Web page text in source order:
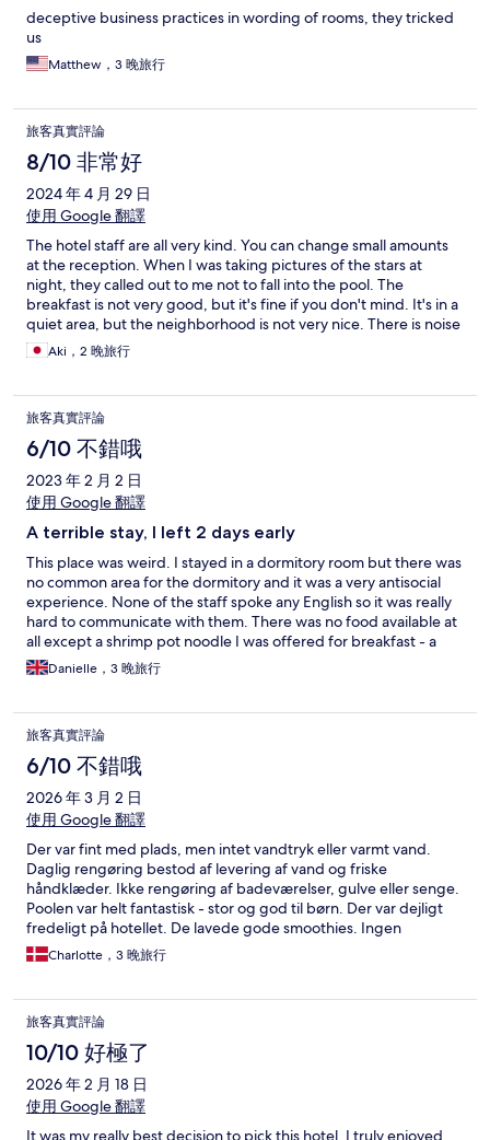
deceptive business practices in wording of rooms, they tricked
us
Matthew，3 晚旅行
旅客真實評論
8/10 非常好
2024 年 4 月 29 日
使用 Google 翻譯
The hotel staff are all very kind. You can change small amounts
at the reception. When I was taking pictures of the stars at
night, they called out to me not to fall into the pool. The
breakfast is not very good, but it's fine if you don't mind. It's in a
quiet area, but the neighborhood is not very nice. There is noise
from the nearby houses. It's difficult to walk to the hotel
because the neighbors' dogs wander around at night.
Aki，2 晚旅行
旅客真實評論
6/10 不錯哦
2023 年 2 月 2 日
使用 Google 翻譯
A terrible stay, I left 2 days early
This place was weird. I stayed in a dormitory room but there was
no common area for the dormitory and it was a very antisocial
experience. None of the staff spoke any English so it was really
hard to communicate with them. There was no food available at
all except a shrimp pot noodle I was offered for breakfast - a
strange choice as most people don’t eat shrimp. When I asked
where I could get food the receptionist said I would have to go
that was over an hour away. The beds were unbelievably
uncomfortable and literally rock hard, and the dorm toilet had a
tiny amount of toilet roll and being a wet room the whole
bathroom was absolutely soaked all the time and stank of urine.
The rooms never seemed to be cleaned. There were also no
lockers or safe places to put your things, and the staff moved
straighten the bedding. There were no linens provided either,
just a small pillow and a weird colourful blanket, no sheet or
duvet cover. I would absolutely not stay here again.
Danielle，3 晚旅行
旅客真實評論
6/10 不錯哦
2026 年 3 月 2 日
使用 Google 翻譯
Der var fint med plads, men intet vandtryk eller varmt vand.
Daglig rengøring bestod af levering af vand og friske
håndklæder. Ikke rengøring af badeværelser, gulve eller senge.
Poolen var helt fantastisk - stor og god til børn. Der var dejligt
fredeligt på hotellet. De lavede gode smoothies. Ingen
mulighed for mad på hotellet eller i nærheden. Men kan leveres
med Grab.
Charlotte，3 晚旅行
旅客真實評論
10/10 好極了
2026 年 2 月 18 日
使用 Google 翻譯
It was my really best decision to pick this hotel, I truly enjoyed